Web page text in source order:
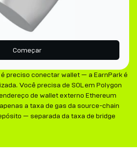
Começar
é preciso conectar wallet — a EarnPark é
Você precisa de SOL em Polygon
de wallet externo Ethereum
a taxa de gas da source-chain
— separada da taxa de bridge